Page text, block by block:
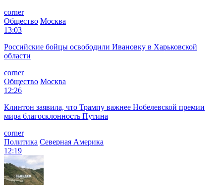
corner
Общество Москва
13:03
Российские бойцы освободили Ивановку в Харьковской
области
corner
Общество Москва
12:26
Клинтон заявила, что Трампу важнее Нобелевской премии
мира благосклонность Путина
corner
Политика Северная Америка
12:19